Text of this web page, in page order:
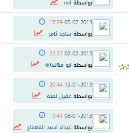
بواسطةred
05-02-2013
17:29
بواسطة ساجد ثامر
02-02-2013
22:27
بواسطة ابو مهند60
12-01-2013
20:44
بواسطةعقيل لفته
08-01-2013
19:41
بواسطةغيداء احمد القعقاع